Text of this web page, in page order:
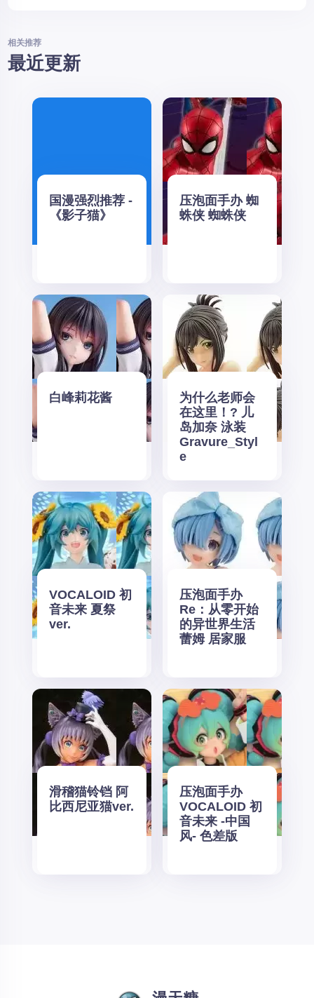
相关推荐
最近更新
国漫强烈推荐 -
《影子猫》
压泡面手办 蜘
蛛侠 蜘蛛侠
白峰莉花酱
为什么老师会
在这里！? 儿
岛加奈 泳装
Gravure_Styl
e
VOCALOID 初
音未来 夏祭
ver.
压泡面手办
Re：从零开始
的异世界生活
蕾姆 居家服
滑稽猫铃铛 阿
比西尼亚猫ver.
压泡面手办
VOCALOID 初
音未来 -中国
风- 色差版